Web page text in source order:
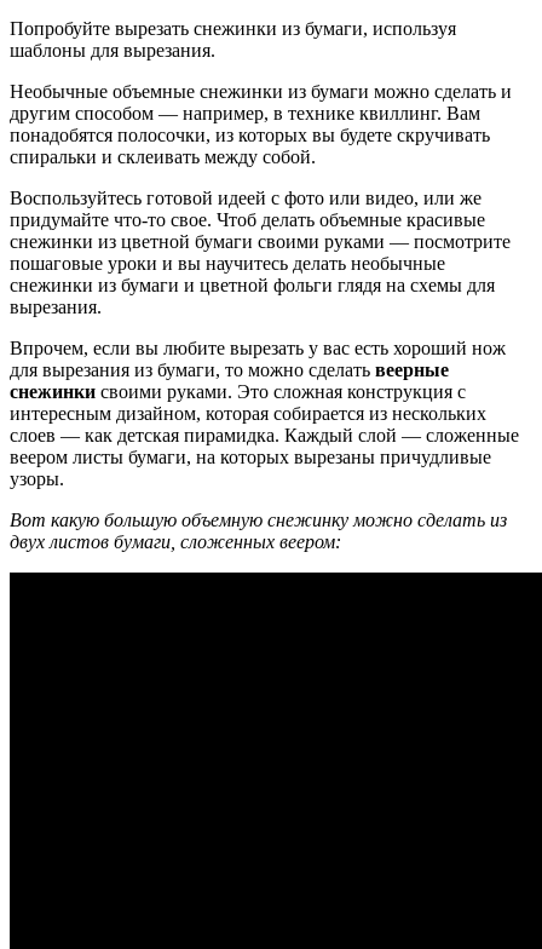
Попробуйте вырезать снежинки из бумаги, используя
шаблоны для вырезания.
Необычные объемные снежинки из бумаги можно сделать и
другим способом — например, в технике квиллинг. Вам
понадобятся полосочки, из которых вы будете скручивать
спиральки и склеивать между собой.
Воспользуйтесь готовой идеей с фото или видео, или же
придумайте что-то свое. Чтоб делать объемные красивые
снежинки из цветной бумаги своими руками — посмотрите
пошаговые уроки и вы научитесь делать необычные
снежинки из бумаги и цветной фольги глядя на схемы для
вырезания.
Впрочем, если вы любите вырезать у вас есть хороший нож
для вырезания из бумаги, то можно сделать веерные
снежинки своими руками. Это сложная конструкция с
интересным дизайном, которая собирается из нескольких
слоев — как детская пирамидка. Каждый слой — сложенные
веером листы бумаги, на которых вырезаны причудливые
узоры.
Вот какую большую объемную снежинку можно сделать из
двух листов бумаги, сложенных веером: